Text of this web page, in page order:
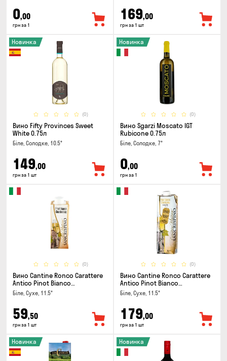
0,00
грн за 1
169,00
грн за 1 шт
(0)
Новинка
Вино Fifty Provinces Sweet
White 0.75л
Біле, Солодке, 10.5°
149,00
грн за 1 шт
(0)
Новинка
Вино Sgarzi Moscato IGT
Rubicone 0.75л
Біле, Солодке, 7°
0,00
грн за 1
(0)
Вино Cantine Ronco Carattere
Antico Pinot Bianco
Chardonnay Rubicone IGT 0.25л
Біле, Сухе, 11.5°
59,50
грн за 1 шт
(0)
Вино Cantine Ronco Carattere
Antico Pinot Bianco
Chardonnay Rubicone IGT 1л
Біле, Сухе, 11.5°
179,00
грн за 1 шт
Новинка Новинка